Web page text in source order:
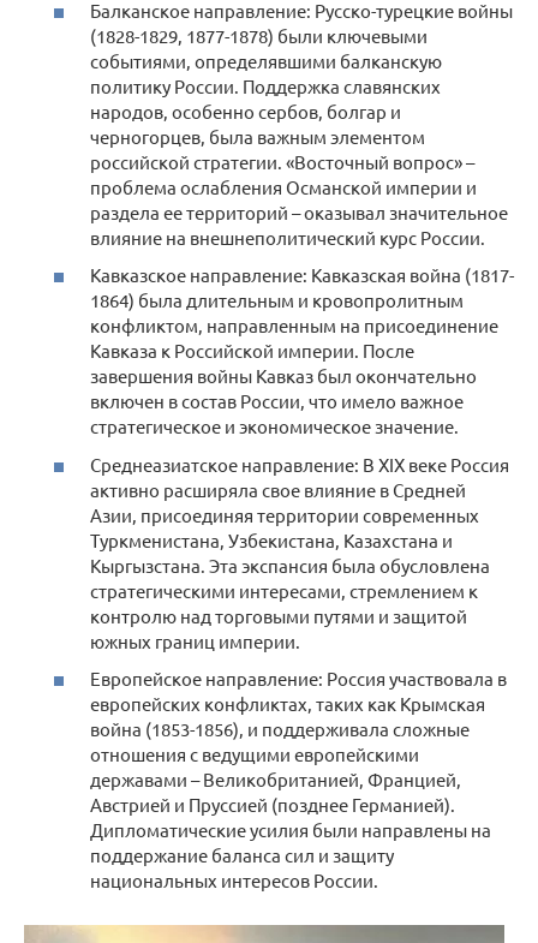
Балканское направление: Русско-турецкие войны
(1828-1829, 1877-1878) были ключевыми
событиями, определявшими балканскую
политику России. Поддержка славянских
народов, особенно сербов, болгар и
черногорцев, была важным элементом
российской стратегии. «Восточный вопрос» –
проблема ослабления Османской империи и
раздела ее территорий – оказывал значительное
влияние на внешнеполитический курс России.
Кавказское направление: Кавказская война (1817-
1864) была длительным и кровопролитным
конфликтом, направленным на присоединение
Кавказа к Российской империи. После
завершения войны Кавказ был окончательно
включен в состав России, что имело важное
стратегическое и экономическое значение.
Среднеазиатское направление: В XIX веке Россия
активно расширяла свое влияние в Средней
Азии, присоединяя территории современных
Туркменистана, Узбекистана, Казахстана и
Кыргызстана. Эта экспансия была обусловлена
стратегическими интересами, стремлением к
контролю над торговыми путями и защитой
южных границ империи.
Европейское направление: Россия участвовала в
европейских конфликтах, таких как Крымская
война (1853-1856), и поддерживала сложные
отношения с ведущими европейскими
державами – Великобританией, Францией,
Австрией и Пруссией (позднее Германией).
Дипломатические усилия были направлены на
поддержание баланса сил и защиту
национальных интересов России.